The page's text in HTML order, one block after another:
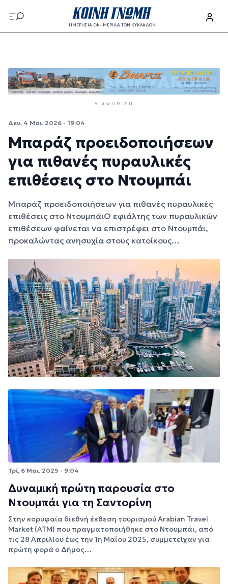
Παράκαμψη προς το κυρίως περιεχόμενο
ΗΜΕΡΗΣΙΑ ΕΦΗΜΕΡΙΔΑ ΤΩΝ ΚΥΚΛΑΔΩΝ
ΔΙΑΦΉΜΙΣΗ
Δευ, 4 Μαι. 2026 - 19:04
Μπαράζ προειδοποιήσεων
για πιθανές πυραυλικές
επιθέσεις στο Ντουμπάι
Μπαράζ προειδοποιήσεων για πιθανές πυραυλικές
επιθέσεις στο ΝτουμπάιΟ εφιάλτης των πυραυλικών
επιθέσεων φαίνεται να επιστρέφει στο Ντουμπάι,
προκαλώντας ανησυχία στους κατοίκους…
Τρί, 6 Μαι. 2025 - 9:04
Δυναμική πρώτη παρουσία στο
Ντουμπάι για τη Σαντορίνη
Στην κορυφαία διεθνή έκθεση τουρισμού Arabian Travel
Market (ATM) που πραγματοποιήθηκε στο Ντουμπάι, από
τις 28 Απριλίου έως την 1η Μαΐου 2025, συμμετείχαν για
πρώτη φορά ο Δήμος…